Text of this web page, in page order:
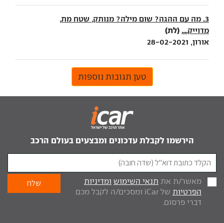
3. מה עם ההגה? שום מילה? מנותק, שטח מת,
מדוייק.... (לת)
אורון, 28-02-2021
טען תגובות נוספות
הירשמו לקבלת עדכונים ומבצעים בעולם הרכב
מאשר/ת את תנאי השימוש ומדיניות
הפרטיות
של iCar ומסכים/ה לקבל מכם
דברי פרסום.